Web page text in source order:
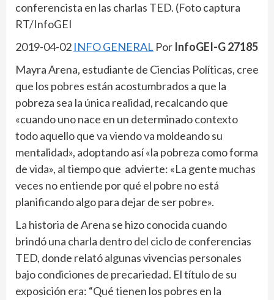
conferencista en las charlas TED. (Foto captura
RT/InfoGEI
2019-04-02 INFO GENERAL Por InfoGEI-G 27185
Mayra Arena, estudiante de Ciencias Políticas, cree
que los pobres están acostumbrados a que la
pobreza sea la única realidad, recalcando que
«cuando uno nace en un determinado contexto
todo aquello que va viendo va moldeando su
mentalidad», adoptando así «la pobreza como forma
de vida», al tiempo que advierte: «La gente muchas
veces no entiende por qué el pobre no está
planificando algo para dejar de ser pobre».
La historia de Arena se hizo conocida cuando
brindó una charla dentro del ciclo de conferencias
TED, donde relató algunas vivencias personales
bajo condiciones de precariedad. El título de su
exposición era: “Qué tienen los pobres en la